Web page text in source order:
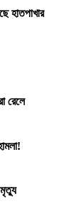
হাতপাখার
রেলে
মৃত্যু